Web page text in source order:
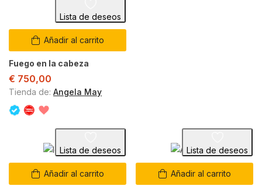
Añadir al carrito
Lista de deseos
Fuego en la cabeza
€ 750,00
Tienda de: Angela May
Añadir al carrito
Lista de deseos
Añadir al carrito
Lista de deseos